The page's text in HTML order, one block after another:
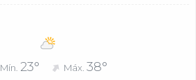
Mín. 23° Máx.38°